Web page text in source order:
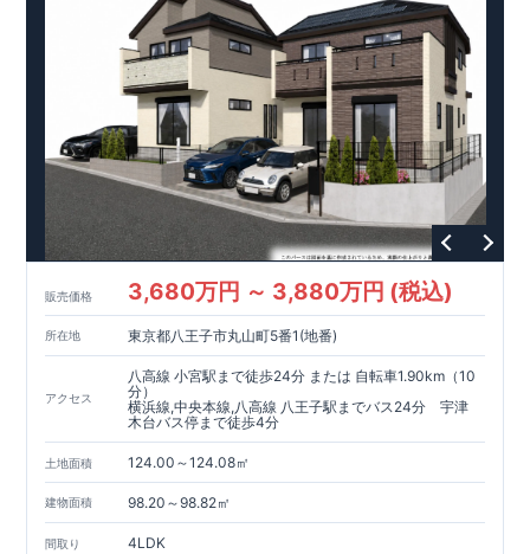
販売価格 3,680万円 ～ 3,880万円 (税込)
所在地 東京都八王子市丸山町5番1(地番)
アクセス
八高線 小宮駅まで徒歩24分 または 自転車1.90km（10
分）
横浜線,中央本線,八高線 八王子駅までバス24分 宇津
木台バス停まで徒歩4分
土地面積 124.00～124.08㎡
建物面積 98.20～98.82㎡
間取り 4LDK